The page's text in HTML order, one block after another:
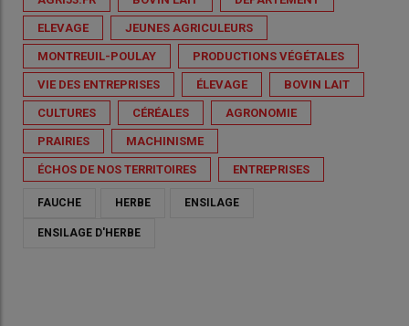
ELEVAGE JEUNES AGRICULEURS
MONTREUIL-POULAY PRODUCTIONS VÉGÉTALES
VIE DES ENTREPRISES ÉLEVAGE BOVIN LAIT
CULTURES CÉRÉALES AGRONOMIE
PRAIRIES MACHINISME
ÉCHOS DE NOS TERRITOIRES ENTREPRISES
FAUCHE HERBE ENSILAGE
ENSILAGE D'HERBE